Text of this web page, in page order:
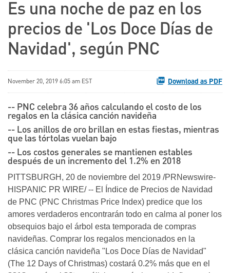
Es una noche de paz en los
precios de 'Los Doce Días de
Navidad', según PNC
November 20, 2019 6:05 am EST Download as PDF
-- PNC celebra 36 años calculando el costo de los
regalos en la clásica canción navideña
-- Los anillos de oro brillan en estas fiestas, mientras
que las tórtolas vuelan bajo
-- Los costos generales se mantienen estables
después de un incremento del 1.2% en 2018
PITTSBURGH, 20 de noviembre del 2019 /PRNewswire-
HISPANIC PR WIRE/ -- El Índice de Precios de Navidad
de PNC (PNC Christmas Price Index) predice que los
amores verdaderos encontrarán todo en calma al poner los
obsequios bajo el árbol esta temporada de compras
navideñas. Comprar los regalos mencionados en la
clásica canción navideña "Los Doce Días de Navidad"
(The 12 Days of Christmas) costará 0.2% más que en el